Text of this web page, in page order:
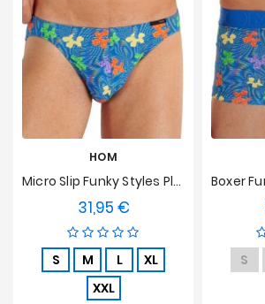
HOM
Micro Slip Funky Styles Playful Dogs HOM Limited Edition
31,95 €Preis
S M L
XL
XXL
S